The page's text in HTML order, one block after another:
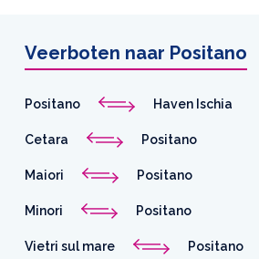
Veerboten naar Positano
Positano Haven Ischia
Cetara Positano
Maiori Positano
Minori Positano
Vietri sul mare Positano